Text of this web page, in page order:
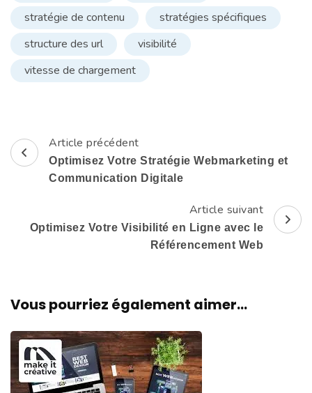
stratégie de contenu
stratégies spécifiques
structure des url
visibilité
vitesse de chargement
Navigation
d'article
Article précédent
Optimisez Votre Stratégie Webmarketing et
Communication Digitale
Article suivant
Optimisez Votre Visibilité en Ligne avec le
Référencement Web
Vous pourriez également aimer...